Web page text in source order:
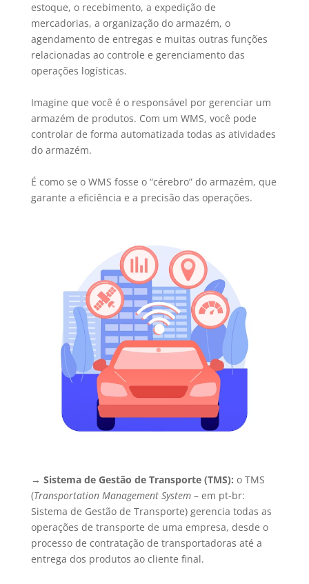
estoque, o recebimento, a expedição de
mercadorias, a organização do armazém, o
agendamento de entregas e muitas outras funções
relacionadas ao controle e gerenciamento das
operações logísticas.
Imagine que você é o responsável por gerenciar um
armazém de produtos. Com um WMS, você pode
controlar de forma automatizada todas as atividades
do armazém.
É como se o WMS fosse o “cérebro” do armazém, que
garante a eficiência e a precisão das operações.
→ Sistema de Gestão de Transporte (TMS): o TMS
(Transportation Management System – em pt-br:
Sistema de Gestão de Transporte) gerencia todas as
operações de transporte de uma empresa, desde o
processo de contratação de transportadoras até a
entrega dos produtos ao cliente final.